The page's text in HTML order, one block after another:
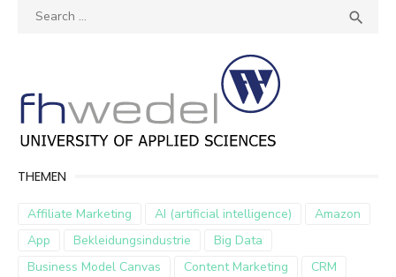
Search

THEMEN
Affiliate Marketing AI (artificial intelligence)
Amazon
App
Bekleidungsindustrie
Big Data
Business Model Canvas
Content Marketing CRM